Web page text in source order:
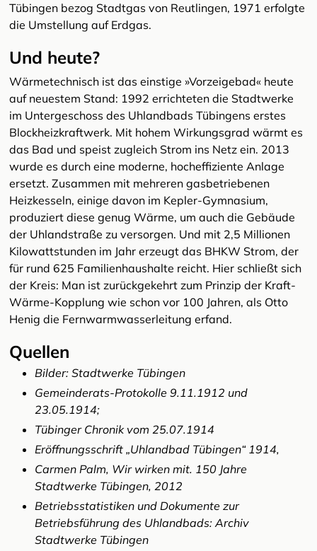
Tübingen bezog Stadtgas von Reutlingen, 1971 erfolgte
die Umstellung auf Erdgas.
Und heute?
Wärmetechnisch ist das einstige »Vorzeigebad« heute
auf neuestem Stand: 1992 errichteten die Stadtwerke
im Untergeschoss des Uhlandbads Tübingens erstes
Blockheizkraftwerk. Mit hohem Wirkungsgrad wärmt es
das Bad und speist zugleich Strom ins Netz ein. 2013
wurde es durch eine moderne, hocheffiziente Anlage
ersetzt. Zusammen mit mehreren gasbetriebenen
Heizkesseln, einige davon im Kepler-Gymnasium,
produziert diese genug Wärme, um auch die Gebäude
der Uhlandstraße zu versorgen. Und mit 2,5 Millionen
Kilowattstunden im Jahr erzeugt das BHKW Strom, der
für rund 625 Familienhaushalte reicht. Hier schließt sich
der Kreis: Man ist zurückgekehrt zum Prinzip der Kraft-
Wärme-Kopplung wie schon vor 100 Jahren, als Otto
Henig die Fernwarmwasserleitung erfand.
Quellen
Bilder: Stadtwerke Tübingen
Gemeinderats-Protokolle 9.11.1912 und
23.05.1914;
Tübinger Chronik vom 25.07.1914
Eröffnungsschrift „Uhlandbad Tübingen“ 1914,
Carmen Palm, Wir wirken mit. 150 Jahre
Stadtwerke Tübingen, 2012
Betriebsstatistiken und Dokumente zur
Betriebsführung des Uhlandbads: Archiv
Stadtwerke Tübingen